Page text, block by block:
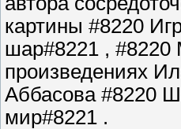
картины #8220
шар#8221 , #8220
произведениях
Аббасова #8220
мир#8221 .